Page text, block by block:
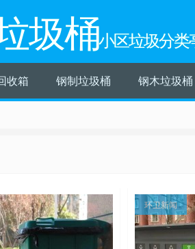
圾桶小区垃圾分类
收箱 钢制垃圾桶 钢木垃圾桶
环卫新闻